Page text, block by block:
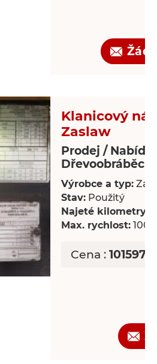
Klanicový
Zaslaw
Prodej /
Dřevoobráběcí
Výrobce a typ:
Stav: Použitý
Najeté kilometry:
Max. rychlost: 100
Cena :